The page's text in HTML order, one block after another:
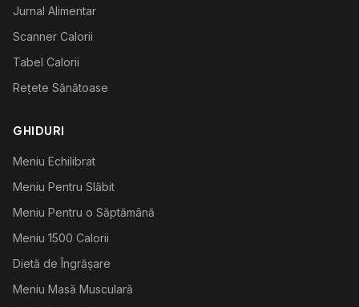
Jurnal Alimentar
Scanner Calorii
Tabel Calorii
Rețete Sănătoase
GHIDURI
Meniu Echilibrat
Meniu Pentru Slăbit
Meniu Pentru o Săptămână
Meniu 1500 Calorii
Dietă de Îngrășare
Meniu Masă Musculară